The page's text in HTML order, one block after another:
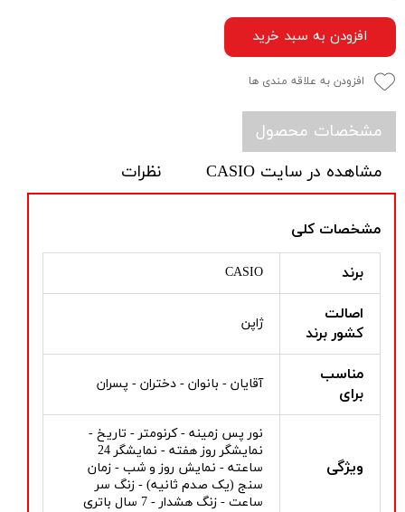
افزودن به سبد خرید
افزودن به علاقه مندی ها
مشخصات محصول
مشاهده در سایت CASIO
نظرات
مشخصات کلی
برند CASIO
اصالت
کشور برند
ژاپن
مناسب
برای
آقایان - بانوان - دختران - پسران
ویژگی
نور پس زمینه - کرنومتر - تاریخ -
نمایشگر روز هفته - نمایشگر 24
ساعته - نمایش روز و شب - زمان
سنج (یک صدم ثانیه) - زنگ سر
ساعت - زنگ هشدار - 7 سال باتری